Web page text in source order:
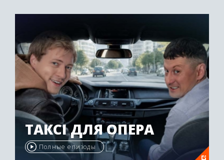
ТАКСІ ДЛЯ ОПЕРА
Полные епизоды